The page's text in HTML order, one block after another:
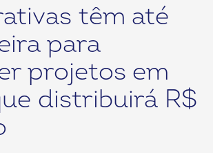
têm até
para
projetos em
distribuirá R$